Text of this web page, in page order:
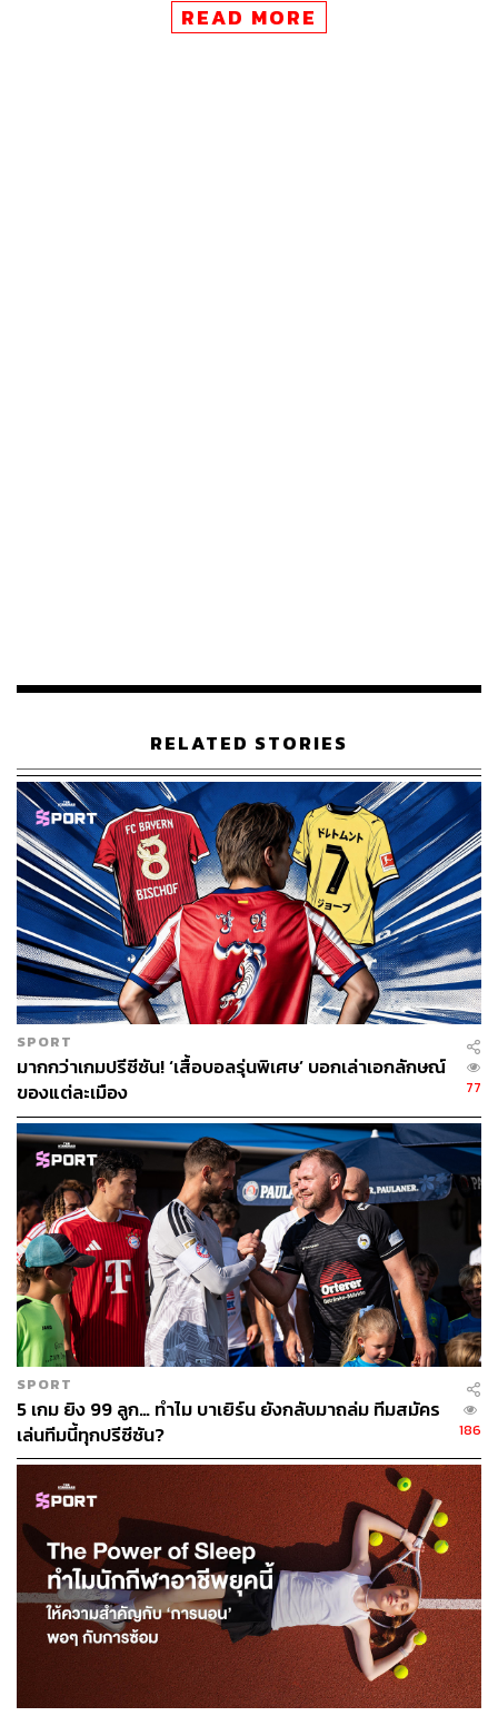
READ MORE
RELATED STORIES
SPORT
มากกว่าเกมปรีซีซัน! ‘เสื้อบอลรุ่นพิเศษ’ บอกเล่าเอกลักษณ์
ของแต่ละเมือง
77
SPORT
5 เกม ยิง 99 ลูก… ทำไม บาเยิร์น ยังกลับมาถล่ม ทีมสมัคร
เล่นทีมนี้ทุกปรีซีซัน?
186